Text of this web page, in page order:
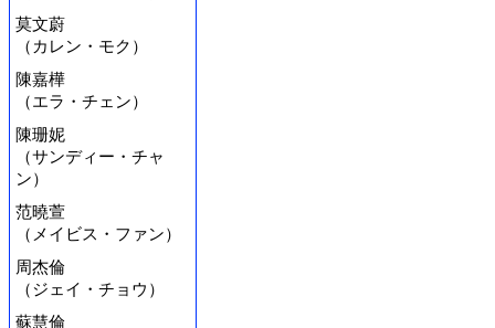
莫文蔚
（カレン・モク）
陳嘉樺
（エラ・チェン）
陳珊妮
（サンディー・チャ
ン）
范曉萱
（メイビス・ファン）
周杰倫
（ジェイ・チョウ）
蘇慧倫